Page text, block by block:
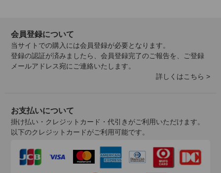
会員登録について
当サイトでの購入には会員登録が必要となります。
登録の認証が済みましたら、会員登録完了のご報告を、ご登録
メールアドレス宛にご連絡いたします。
詳しくはこちら >
お支払いについて
掛け払い・クレジットカード・代引きがご利用いただけます。
以下のクレジットカードがご利用可能です。